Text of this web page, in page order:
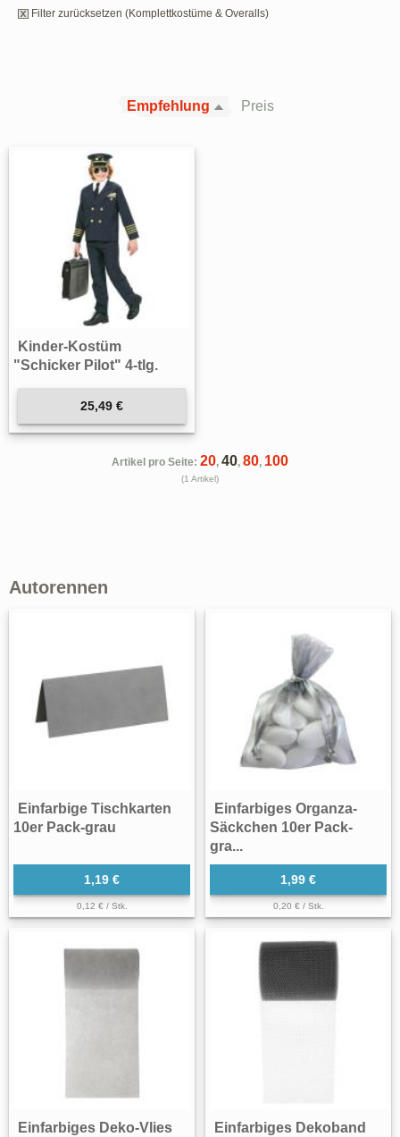
Filter zurücksetzen (Komplettkostüme & Overalls)
Empfehlung Preis
Kinder-Kostüm
"Schicker Pilot" 4-tlg.
25,49 €
Artikel pro Seite: 20, 40, 80, 100
(1 Artikel)
Autorennen
Einfarbige Tischkarten
10er Pack-grau
1,19 €
0,12 € / Stk.
Einfarbiges Organza-
Säckchen 10er Pack-
gra...
1,99 €
0,20 € / Stk.
Einfarbiges Deko-Vlies
Einfarbiges Dekoband